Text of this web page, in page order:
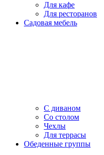
Для кафе
Для ресторанов
Садовая мебель
С диваном
Со столом
Чехлы
Для террасы
Обеденные группы